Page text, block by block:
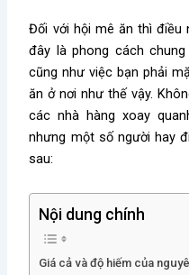
Đối với hội mê ăn thì điều
đây là phong cách
cũng như việc bạn phải
ăn ở nơi như thế vậy.
các nhà hàng xoay
nhưng một số người hay
sau:
Nội dung chính
Giá cả và độ hiếm của